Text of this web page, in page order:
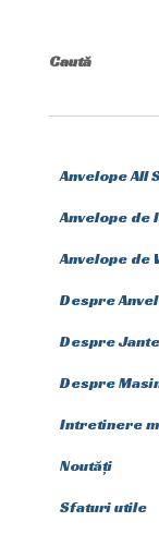
Caută
Anvelope All
Anvelope de
Anvelope de
Despre
Despre Jante
Despre
Intretinere
Noutăți
Sfaturi utile